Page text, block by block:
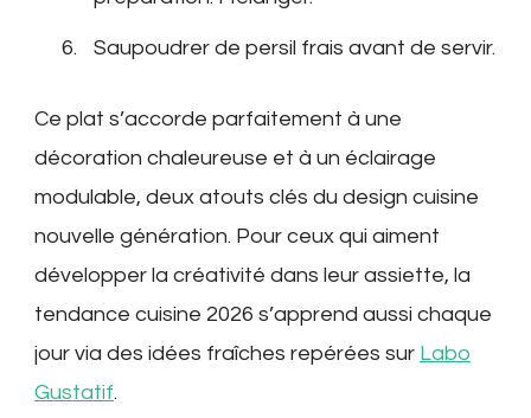
Saupoudrer de persil frais avant de servir.
Ce plat s’accorde parfaitement à une
décoration chaleureuse et à un éclairage
modulable, deux atouts clés du design cuisine
nouvelle génération. Pour ceux qui aiment
développer la créativité dans leur assiette, la
tendance cuisine 2026 s’apprend aussi chaque
jour via des idées fraîches repérées sur Labo
Gustatif.